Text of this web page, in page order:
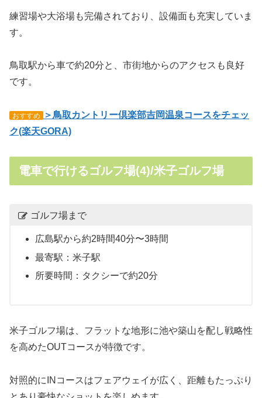
練習場や大浴場も完備されており、設備面も充実していま
す。
鳥取駅から車で約20分と、市街地からのアクセスも良好
です。
おすすめ
＞鳥取カントリー倶楽部吉岡温泉コースをチェッ
ク(楽天GORA)
電車で行けるゴルフ場(4)/米子ゴルフ場
ゴルフ場まで
広島駅から約2時間40分〜3時間
最寄駅：米子駅
所要時間：タクシーで約20分
米子ゴルフ場は、フラットな地形に池や築山を配し戦略性
を高めたOUTコースが特徴です。
対照的にINコースはフェアウェイが広く、距離もたっぷり